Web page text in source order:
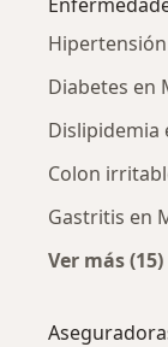
Diabetes en
Dislipidemia
Colon
Gastritis en
Ver más (15)